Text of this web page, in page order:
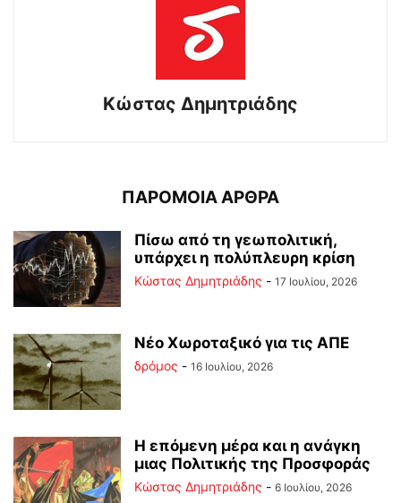
Kώστας Δημητριάδης
ΠΑΡΟΜΟΙΑ ΑΡΘΡΑ
Πίσω από τη γεωπολιτική,
υπάρχει η πολύπλευρη κρίση
Kώστας Δημητριάδης - 17 Ιουλίου, 2026
Νέο Χωροταξικό για τις ΑΠΕ
δρόμος - 16 Ιουλίου, 2026
Η επόμενη μέρα και η ανάγκη
μιας Πολιτικής της Προσφοράς
Kώστας Δημητριάδης - 6 Ιουλίου, 2026